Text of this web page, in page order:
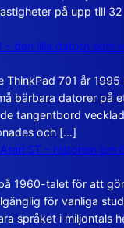
på upp till
– den lilla datorn som
ThinkPad 701 år
bärbara datorer på
tangentbord
och […]
ST – historien om
1960-talet för att
för vanliga
språket i miljontals